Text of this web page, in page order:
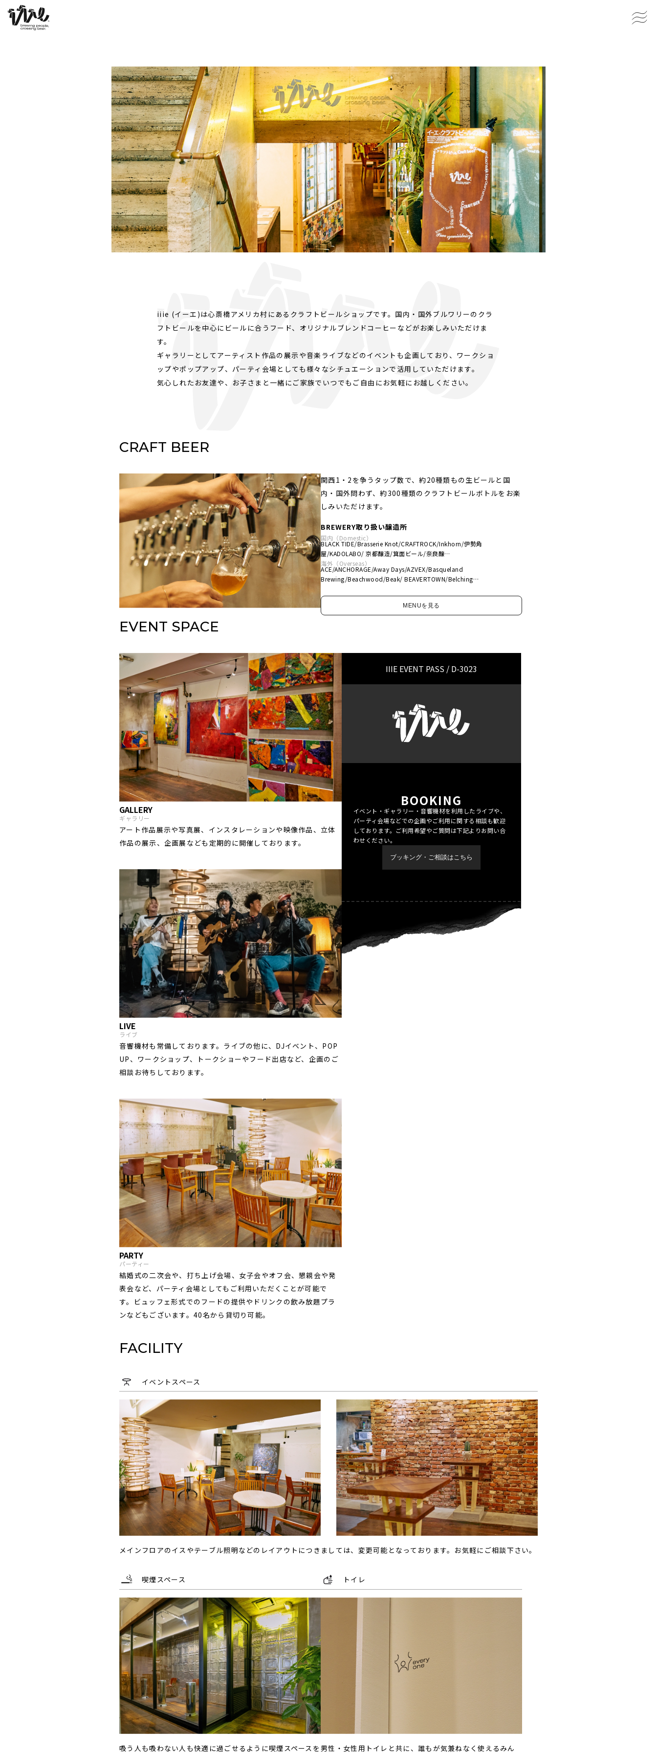
iiie (イーエ)は心斎橋アメリカ村にあるクラフトビールショップです。国内・国外ブルワリーのクラ
フトビールを中心にビールに合うフード、オリジナルブレンドコーヒーなどがお楽しみいただけま
す。
ギャラリーとしてアーティスト作品の展示や音楽ライブなどのイベントも企画しており、ワークショ
ップやポップアップ、パーティ会場としても様々なシチュエーションで活用していただけます。
気心しれたお友達や、お子さまと一緒にご家族でいつでもご自由にお気軽にお越しください。
CRAFT BEER
関西1・2を争うタップ数で、約20種類もの生ビールと国
内・国外問わず、約300種類のクラフトビールボトルをお楽
しみいただけます。
BREWERY取り扱い醸造所
国内（Domestic）
BLACK TIDE/Brasserie Knot/CRAFTROCK/Inkhorn/伊勢角
屋/KADOLABO/ 京都醸造/箕面ビール/奈良醸
造/NOMCRAFT/Novoru/Open Air/Totopia/うしとら/UCHU/VERTERE/
WEST COAST/...and more
海外（Overseas）
ACE/ANCHORAGE/Away Days/AZVEX/Basqueland
Brewing/Beachwood/Beak/ BEAVERTOWN/Belching
BREWSKI/Burdock/Captain Lawrence/CLOUDWATER/Collective
Arts/DEYA/DONZOKO/Duck Foot/ Duckpond Brewing/Faction
Brewing/Finback/Firestone Walker/Friends/Fruktstereo/FUERST
Craft Beer/Long Live Beerworks/ Mikkeller/Mortalis/North
Brewing/Northern Monk Brew Co./OTHER HALF/Pastore/PIZZA
PORT/ Pomona Island/Prizm/Revision/SEEK BEER/Sierra
Nevada/Silva/Smog City/Stigbergets Bryggeri/
Stone/TRACK/Trillium/VAULT CITY BREWING/Verdant
Brewing/VOCATION/WILD CHILD/WHIPLASH/ WANDER BEYOND
BREWING/Zelaia/2SP/21st Amendment/...and more
MENUを見る
EVENT SPACE
GALLERY
ギャラリー
アート作品展示や写真展、インスタレーションや映像作品、立体
作品の展示、企画展なども定期的に開催しております。
LIVE
ライブ
音響機材も常備しております。ライブの他に、DJイベント、POP
UP、ワークショップ、トークショーやフード出店など、企画のご
相談お待ちしております。
PARTY
パーティー
結婚式の二次会や、打ち上げ会場、女子会やオフ会、懇親会や発
表会など、パーティ会場としてもご利用いただくことが可能で
す。ビュッフェ形式でのフードの提供やドリンクの飲み放題プラ
ンなどもございます。40名から貸切り可能。
IIIE EVENT PASS / D-3023
BOOKING
イベント・ギャラリー・音響機材を利用したライブや、
パーティ会場などでの企画やご利用に関する相談も歓迎
しております。ご利用希望やご質問は下記よりお問い合
わせください。
ブッキング・ご相談はこちら
FACILITY
イベントスペース
メインフロアのイスやテーブル照明などのレイアウトにつきましては、変更可能となっております。お気軽にご相談下さい。
喫煙スペース
吸う人も吸わない人も快適に過ごせるように喫煙スペースを
トイレ
男性・女性用トイレと共に、誰もが気兼ねなく使えるみん